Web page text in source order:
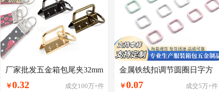
厂家批发五金箱包尾夹32mm
具扣具
￥0.32 成交100万+件
金属铁线扣调节圆圈日字方
品
￥0.07 成交5万+件